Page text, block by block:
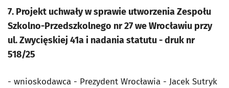
7. Projekt uchwały w sprawie utworzenia Zespołu
Szkolno-Przedszkolnego nr 27 we Wrocławiu przy
ul. Zwycięskiej 41a i nadania statutu - druk nr
518/25
- wnioskodawca - Prezydent Wrocławia - Jacek Sutryk